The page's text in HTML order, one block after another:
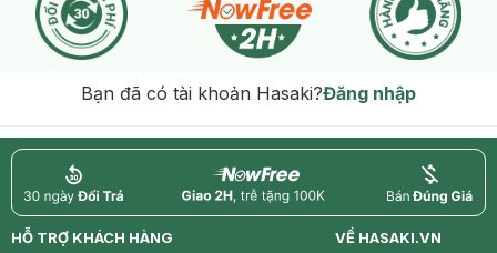
Bạn đã có tài khoản Hasaki?Đăng nhập
return nowfree price
HỖ TRỢ KHÁCH HÀNG
VỀ HASAKI.VN